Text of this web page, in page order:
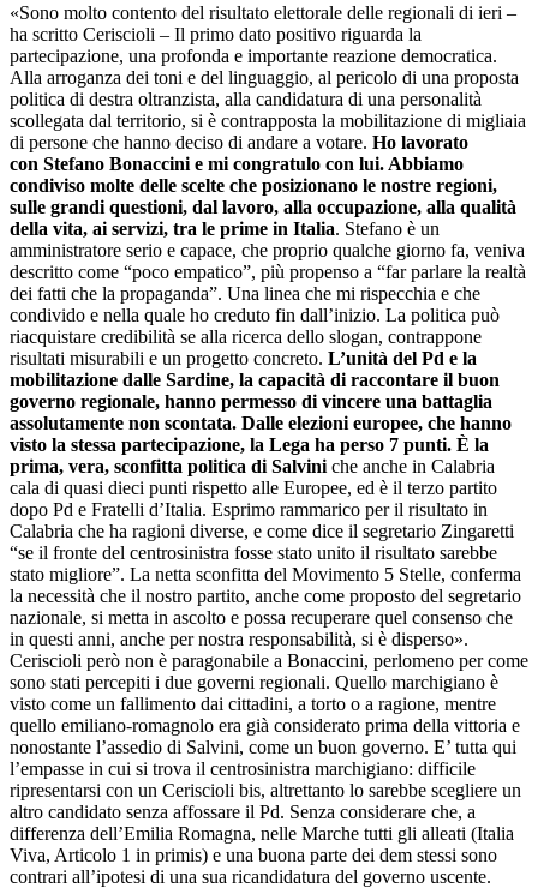
«Sono molto contento del risultato elettorale delle regionali di ieri –
ha scritto Ceriscioli – Il primo dato positivo riguarda la
partecipazione, una profonda e importante reazione democratica.
Alla arroganza dei toni e del linguaggio, al pericolo di una proposta
politica di destra oltranzista, alla candidatura di una personalità
scollegata dal territorio, si è contrapposta la mobilitazione di migliaia
di persone che hanno deciso di andare a votare. Ho lavorato
con Stefano Bonaccini e mi congratulo con lui. Abbiamo
condiviso molte delle scelte che posizionano le nostre regioni,
sulle grandi questioni, dal lavoro, alla occupazione, alla qualità
della vita, ai servizi, tra le prime in Italia. Stefano è un
amministratore serio e capace, che proprio qualche giorno fa, veniva
descritto come “poco empatico”, più propenso a “far parlare la realtà
dei fatti che la propaganda”. Una linea che mi rispecchia e che
condivido e nella quale ho creduto fin dall’inizio. La politica può
riacquistare credibilità se alla ricerca dello slogan, contrappone
risultati misurabili e un progetto concreto. L’unità del Pd e la
mobilitazione dalle Sardine, la capacità di raccontare il buon
governo regionale, hanno permesso di vincere una battaglia
assolutamente non scontata. Dalle elezioni europee, che hanno
visto la stessa partecipazione, la Lega ha perso 7 punti. È la
prima, vera, sconfitta politica di Salvini che anche in Calabria
cala di quasi dieci punti rispetto alle Europee, ed è il terzo partito
dopo Pd e Fratelli d’Italia. Esprimo rammarico per il risultato in
Calabria che ha ragioni diverse, e come dice il segretario Zingaretti
“se il fronte del centrosinistra fosse stato unito il risultato sarebbe
stato migliore”. La netta sconfitta del Movimento 5 Stelle, conferma
la necessità che il nostro partito, anche come proposto del segretario
nazionale, si metta in ascolto e possa recuperare quel consenso che
in questi anni, anche per nostra responsabilità, si è disperso».
Ceriscioli però non è paragonabile a Bonaccini, perlomeno per come
sono stati percepiti i due governi regionali. Quello marchigiano è
visto come un fallimento dai cittadini, a torto o a ragione, mentre
quello emiliano-romagnolo era già considerato prima della vittoria e
nonostante l’assedio di Salvini, come un buon governo. E’ tutta qui
l’empasse in cui si trova il centrosinistra marchigiano: difficile
ripresentarsi con un Ceriscioli bis, altrettanto lo sarebbe scegliere un
altro candidato senza affossare il Pd. Senza considerare che, a
differenza dell’Emilia Romagna, nelle Marche tutti gli alleati (Italia
Viva, Articolo 1 in primis) e una buona parte dei dem stessi sono
contrari all’ipotesi di una sua ricandidatura del governo uscente.